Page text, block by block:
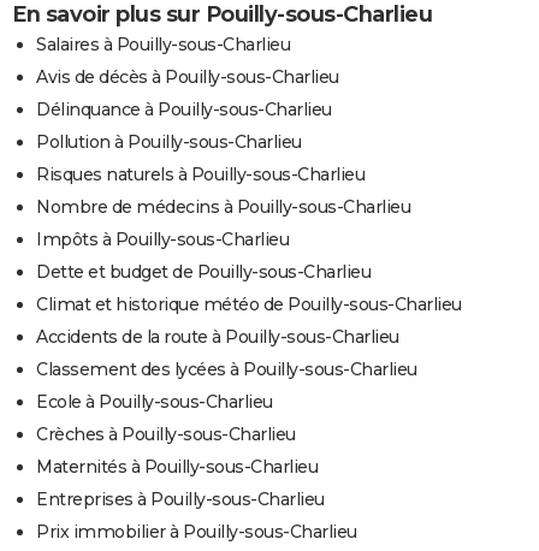
En savoir plus sur Pouilly-sous-Charlieu
Salaires à Pouilly-sous-Charlieu
Avis de décès à Pouilly-sous-Charlieu
Délinquance à Pouilly-sous-Charlieu
Pollution à Pouilly-sous-Charlieu
Risques naturels à Pouilly-sous-Charlieu
Nombre de médecins à Pouilly-sous-Charlieu
Impôts à Pouilly-sous-Charlieu
Dette et budget de Pouilly-sous-Charlieu
Climat et historique météo de Pouilly-sous-Charlieu
Accidents de la route à Pouilly-sous-Charlieu
Classement des lycées à Pouilly-sous-Charlieu
Ecole à Pouilly-sous-Charlieu
Crèches à Pouilly-sous-Charlieu
Maternités à Pouilly-sous-Charlieu
Entreprises à Pouilly-sous-Charlieu
Prix immobilier à Pouilly-sous-Charlieu